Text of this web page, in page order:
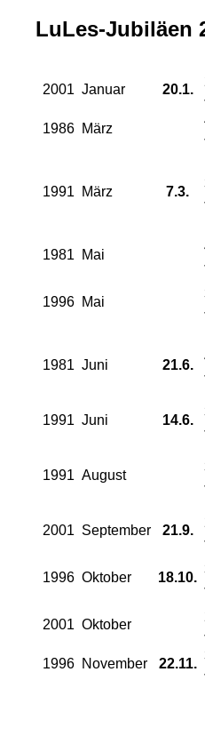
LuLes-Jubiläen
2001 Januar 20.1.
1986 März
1991 März 7.3.
1981 Mai
1996 Mai
1981 Juni 21.6.
1991 Juni 14.6.
1991 August
2001 September 21.9.
1996 Oktober 18.10.
2001 Oktober
1996 November 22.11.